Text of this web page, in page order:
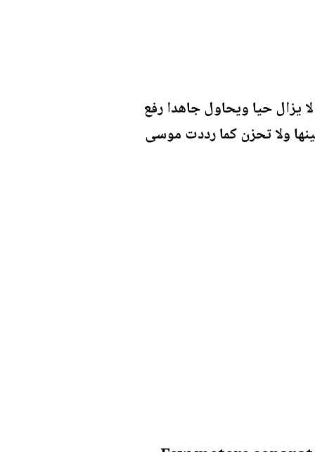
يزال حيا ويحاول جاهدا رفع
ولا تحزن كما رددت موسى